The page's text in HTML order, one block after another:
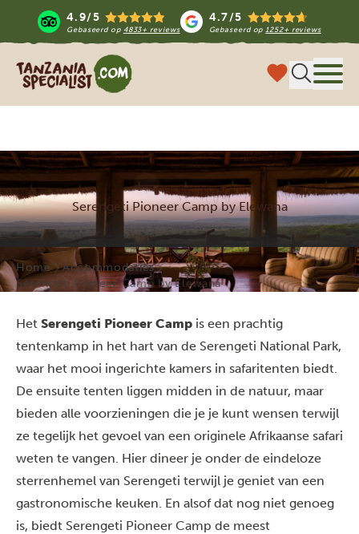
4.9/5
Gebaseerd op 4833+ reviews
4.7/5
Gebaseerd op1252+ reviews
Tanzania Specialist
Serengeti Pioneer Camp by Elewana
Home
Accommodaties
Serengeti Pioneer Camp by Elewana
Het Serengeti Pioneer Camp is een prachtig
tentenkamp in het hart van de Serengeti National Park,
waar het mooi ingerichte kamers in safaritenten biedt.
De ensuite tenten liggen midden in de natuur, maar
bieden alle voorzieningen die je je kunt wensen terwijl
ze tegelijk het gevoel van een originele Afrikaanse safari
weten te vangen. Hier dineer je onder de eindeloze
sterrenhemel van Serengeti terwijl je geniet van een
gastronomische keuken. En alsof dat nog niet genoeg
is, biedt Serengeti Pioneer Camp de meest